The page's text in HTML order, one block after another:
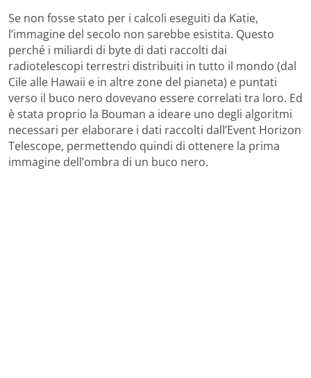
Se non fosse stato per i calcoli eseguiti da Katie,
l’immagine del secolo non sarebbe esistita. Questo
perché i miliardi di byte di dati raccolti dai
radiotelescopi terrestri distribuiti in tutto il mondo (dal
Cile alle Hawaii e in altre zone del pianeta) e puntati
verso il buco nero dovevano essere correlati tra loro. Ed
è stata proprio la Bouman a ideare uno degli algoritmi
necessari per elaborare i dati raccolti dall’Event Horizon
Telescope, permettendo quindi di ottenere la prima
immagine dell’ombra di un buco nero.